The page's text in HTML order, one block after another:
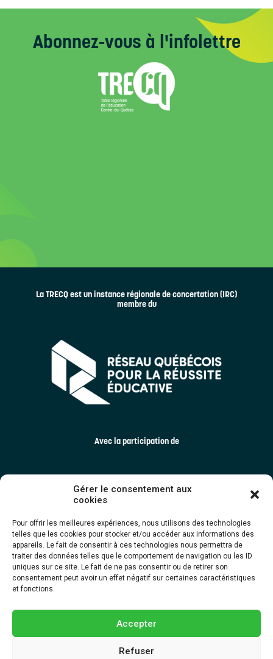
Gérer le consentement aux
cookies
Pour offrir les meilleures expériences, nous utilisons des technologies
telles que les cookies pour stocker et/ou accéder aux informations des
appareils. Le fait de consentir à ces technologies nous permettra de
traiter des données telles que le comportement de navigation ou les ID
uniques sur ce site. Le fait de ne pas consentir ou de retirer son
consentement peut avoir un effet négatif sur certaines caractéristiques
et fonctions.
Accepter
Refuser
Abonnez-vous à l'infolettre
La TRECQ est un instance régionale de concertation (IRC)
membre du
Avec la participation de